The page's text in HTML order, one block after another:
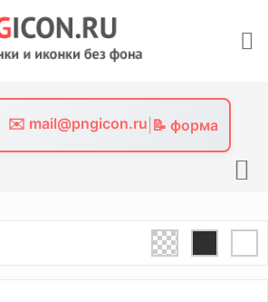
✉️ mail@pngicon.ru 📝 форма